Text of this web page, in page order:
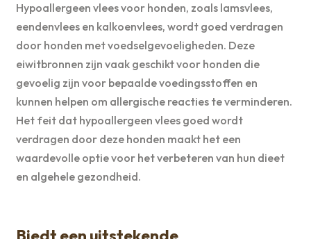
Hypoallergeen vlees voor honden, zoals lamsvlees,
eendenvlees en kalkoenvlees, wordt goed verdragen
door honden met voedselgevoeligheden. Deze
eiwitbronnen zijn vaak geschikt voor honden die
gevoelig zijn voor bepaalde voedingsstoffen en
kunnen helpen om allergische reacties te verminderen.
Het feit dat hypoallergeen vlees goed wordt
verdragen door deze honden maakt het een
waardevolle optie voor het verbeteren van hun dieet
en algehele gezondheid.